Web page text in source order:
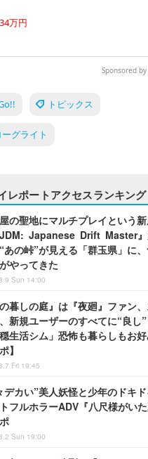
万円
Sponsored by
トピックス
グライト
レポートアクセスランキング
の聖地にマルチプレイという
Japanese Drift Master』
あの峠”が見える「群玉県」に
やってきた
Sun 14:00
の暮しの庭』は『夜廻』ファン
新規ユーザーのすべてに“良し
穏生活シム」恐怖も暮らしもお
】
Fri 19:45
デカい”美人妖怪と少年のドキ
フルホラーADV『八尺様がい
Sun 19:00